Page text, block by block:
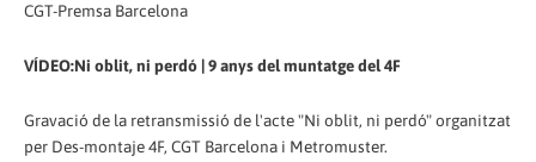
CGT-Premsa Barcelona
VÍDEO:Ni oblit, ni perdó | 9 anys del muntatge del 4F
Gravació de la retransmissió de l'acte "Ni oblit, ni perdó" organitzat
per Des-montaje 4F, CGT Barcelona i Metromuster.